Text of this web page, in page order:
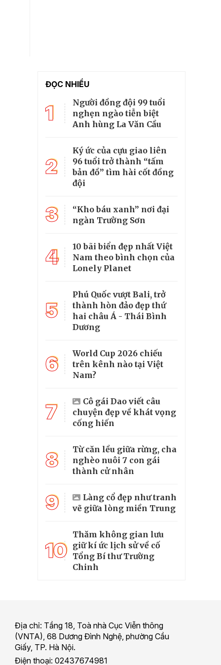
ĐỌC NHIỀU
1
Người đồng đội 99 tuổi
nghẹn ngào tiễn biệt
Anh hùng La Văn Cầu
2
Ký ức của cựu giao liên
96 tuổi trở thành “tấm
bản đồ” tìm hài cốt đồng
đội
3
“Kho báu xanh” nơi đại
ngàn Trường Sơn
4
10 bãi biển đẹp nhất Việt
Nam theo bình chọn của
Lonely Planet
5
Phú Quốc vượt Bali, trở
thành hòn đảo đẹp thứ
hai châu Á - Thái Bình
Dương
6
World Cup 2026 chiếu
trên kênh nào tại Việt
Nam?
7
Cô gái Dao viết câu
chuyện đẹp về khát vọng
cống hiến
8
Từ căn lều giữa rừng, cha
nghèo nuôi 7 con gái
thành cử nhân
9
Làng cổ đẹp như tranh
vẽ giữa lòng miền Trung
10
Thăm không gian lưu
giữ kí ức lịch sử về cố
Tổng Bí thư Trường
Chinh
Địa chỉ: Tầng 18, Toà nhà Cục Viễn thông
(VNTA), 68 Dương Đình Nghệ, phường Cầu
Giấy, TP. Hà Nội.
Điện thoại: 02437674981